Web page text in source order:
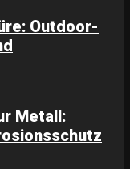
Outdoor-
Metall: